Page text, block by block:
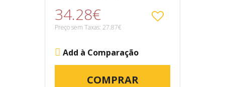
34.28€
Preço sem Taxas: 27.87€
Add à Comparação
COMPRAR